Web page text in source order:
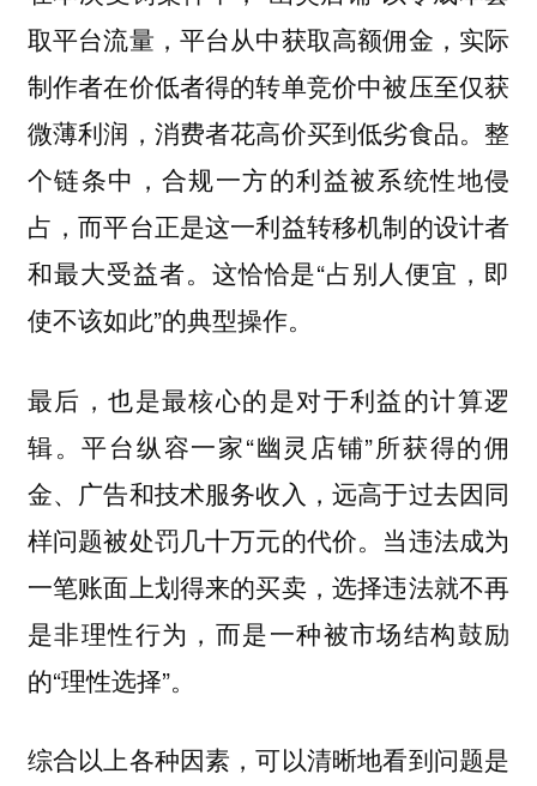
取平台流量，平台从中获取高额佣金，实际
制作者在价低者得的转单竞价中被压至仅获
微薄利润，消费者花高价买到低劣食品。整
个链条中，合规一方的利益被系统性地侵
占，而平台正是这一利益转移机制的设计者
和最大受益者。这恰恰是“占别人便宜，即
使不该如此”的典型操作。
最后，也是最核心的是对于利益的计算逻
辑。平台纵容一家“幽灵店铺”所获得的佣
金、广告和技术服务收入，远高于过去因同
样问题被处罚几十万元的代价。当违法成为
一笔账面上划得来的买卖，选择违法就不再
是非理性行为，而是一种被市场结构鼓励
的“理性选择”。
综合以上各种因素，可以清晰地看到问题是